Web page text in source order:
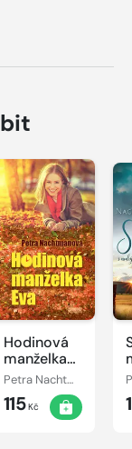
Hodinová
manželka
Eva
Petra Nachtmanová
115Kč